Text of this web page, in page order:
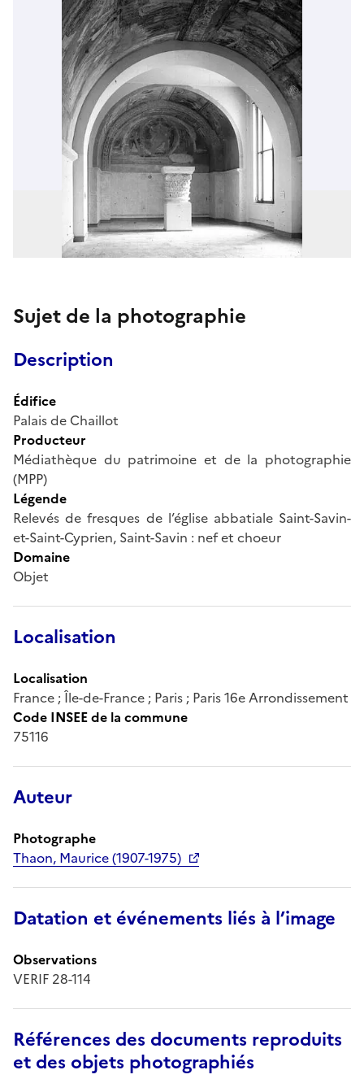
Sujet de la photographie
Description
Édifice
Palais de Chaillot
Producteur
Médiathèque du patrimoine et de la photographie
(MPP)
Légende
Relevés de fresques de l’église abbatiale Saint-Savin-
et-Saint-Cyprien, Saint-Savin : nef et choeur
Domaine
Objet
Localisation
Localisation
France ; Île-de-France ; Paris ; Paris 16e Arrondissement
Code INSEE de la commune
75116
Auteur
Photographe
Thaon, Maurice (1907-1975)
Datation et événements liés à l’image
Observations
VERIF 28-114
Références des documents reproduits
et des objets photographiés